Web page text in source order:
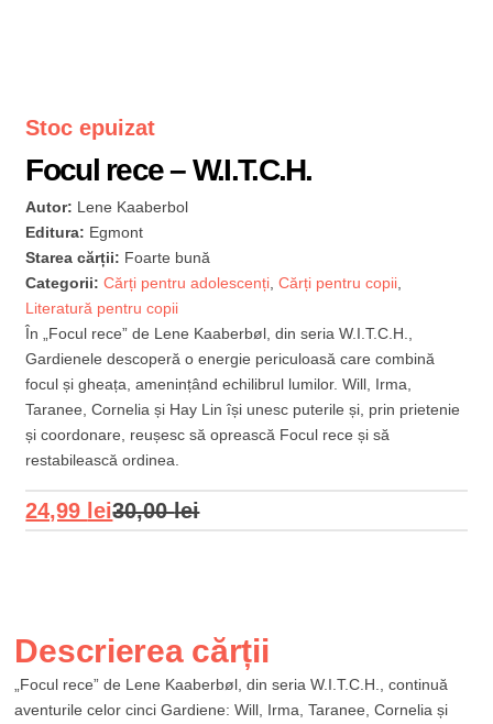
Stoc epuizat
Focul rece – W.I.T.C.H.
Autor: Lene Kaaberbol
Editura: Egmont
Starea cărții: Foarte bună
Categorii: Cărți pentru adolescenți ,Cărți pentru copii
Literatură pentru copii
În „Focul rece” de Lene Kaaberbøl, din seria W.I.T.C.H.,
Gardienele descoperă o energie periculoasă care combină
focul și gheața, amenințând echilibrul lumilor. Will, Irma,
Taranee, Cornelia și Hay Lin își unesc puterile și, prin prietenie
și coordonare, reușesc să oprească Focul rece și să
restabilească ordinea.
30,00lei
24,99 lei
Descrierea cărții
„Focul rece” de Lene Kaaberbøl, din seria W.I.T.C.H., continuă
aventurile celor cinci Gardiene: Will, Irma, Taranee, Cornelia și